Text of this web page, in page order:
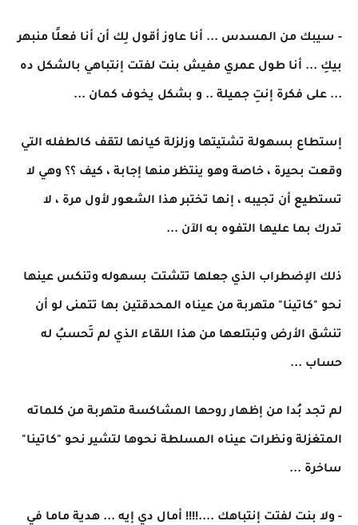
- سيبك من المسدس ... أنا عاوز أقول لِك أن أنا فعلًا منبهر
بيكِ ... أنا طول عمري مفيش بنت لفتت إنتباهي بالشكل ده
... على فكرة إنتِ جميلة .. و بشكل يخوف كمان ...
إستطاع بسهولة تشتيتها وزلزلة كيانها لتقف كالطفله التي
وقعت بحيرة ، خاصة وهو ينتظر منها إجابة ، كيف ؟؟ وهي لا
تستطيع أن تجيبه ، إنها تختبر هذا الشعور لأول مرة ، لا
تدرك بما عليها التفوه به الآن ...
ذلك الإضطراب الذي جعلها تتشتت بسهوله وتنكس عينها
نحو "كاتينا" متهربة من عيناه المحدقتين بها تتمنى لو أن
تنشق الأرض وتبتلعها من هذا اللقاء الذي لم تَحسبُ له
حساب ...
لم تجد بُدا من إظهار روحها المشاكسة متهربة من كلماته
المتغزلة ونظرات عيناه المسلطة نحوها لتشير نحو "كاتينا"
ساخرة ...
- ولا بنت لفتت إنتباهك ....!!!! أمال دي إيه ... هدية ماما في